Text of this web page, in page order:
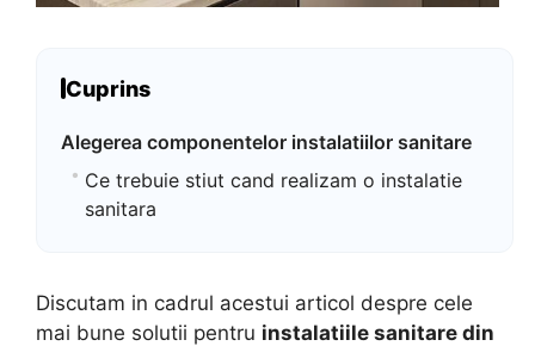
Cuprins
Alegerea componentelor instalatiilor sanitare
Ce trebuie stiut cand realizam o instalatie
sanitara
Discutam in cadrul acestui articol despre cele
mai bune solutii pentru instalatiile sanitare din